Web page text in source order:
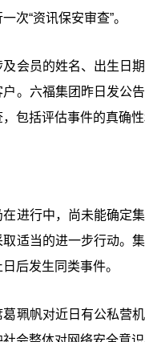
次“资讯保安审查”。
会员的姓名、出生日
。六福集团昨日发公
包括评估事件的真确
进行中，尚未能确定
适当的进一步行动。
后发生同类事件。
珮帆对近日有公私营